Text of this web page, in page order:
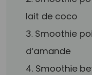
lait de coco
3. Smoothie
d’amande
4. Smoothie